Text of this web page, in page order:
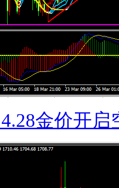
金价开启